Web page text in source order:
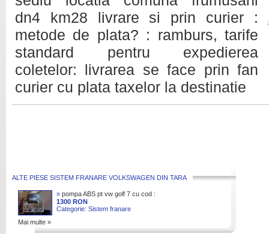
dn4 km28 livrare si prin curier :
metode de plata? : ramburs, tarife
standard pentru expedierea
coletelor: livrarea se face prin fan
curier cu plata taxelor la destinatie
ALTE PIESE SISTEM FRANARE VOLKSWAGEN DIN TARA
» pompa ABS pt vw golf 7 cu cod :
5Q0614517ES
1300 RON
Categorie: Sistem franare
Mai multe »